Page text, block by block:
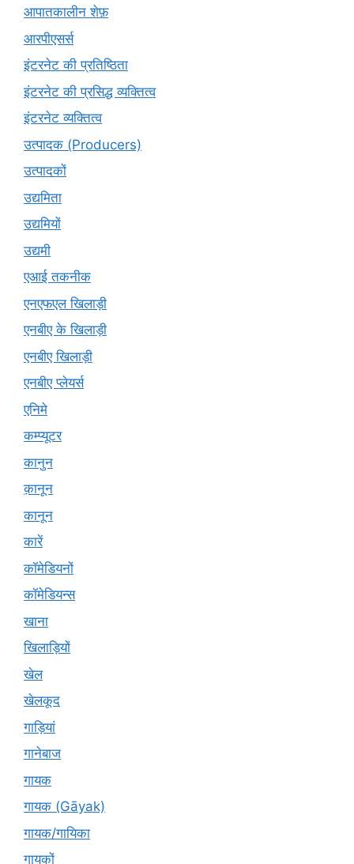
आपातकालीन शेफ़
आरपीएसर्स
इंटरनेट की प्रतिष्ठिता
इंटरनेट की प्रसिद्ध व्यक्तित्व
इंटरनेट व्यक्तित्व
उत्पादक (Producers)
उत्पादकों
उद्यमिता
उद्यमियों
उद्यमी
एआई तकनीक
एनएफएल खिलाड़ी
एनबीए के खिलाड़ी
एनबीए खिलाड़ी
एनबीए प्लेयर्स
एनिमे
कम्प्यूटर
कानुन
क़ानून
कानून
कारें
कॉमेडियनों
कॉमेडियन्स
खाना
खिलाड़ियों
खेल
खेलकूद
गाड़ियां
गानेबाज
गायक
गायक (Gāyak)
गायक/गायिका
गायकों